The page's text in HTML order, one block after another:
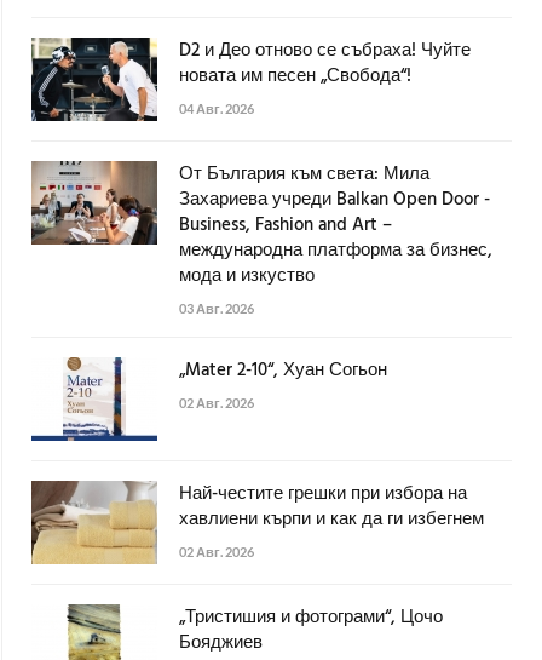
D2 и Део отново се събраха! Чуйте
новата им песен „Свобода“!
04 Авг. 2026
От България към света: Мила
Захариева учреди Balkan Open Door -
Business, Fashion and Art –
международна платформа за бизнес,
мода и изкуство
03 Авг. 2026
„Mater 2-10“, Хуан Согьон
02 Авг. 2026
Най-честите грешки при избора на
хавлиени кърпи и как да ги избегнем
02 Авг. 2026
„Тристишия и фотограми“, Цочо
Бояджиев